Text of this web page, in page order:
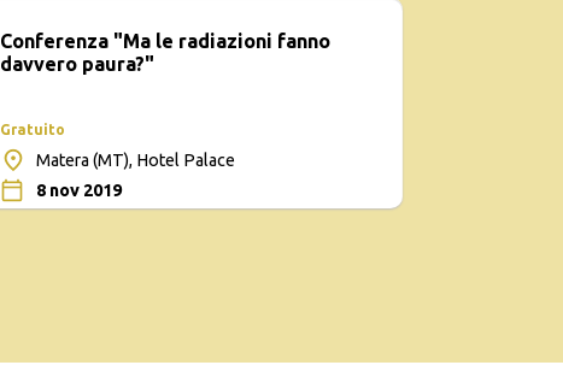
Conferenza "Ma le radiazioni fanno
davvero paura?"
Gratuito
Matera (MT), Hotel Palace
8 nov 2019